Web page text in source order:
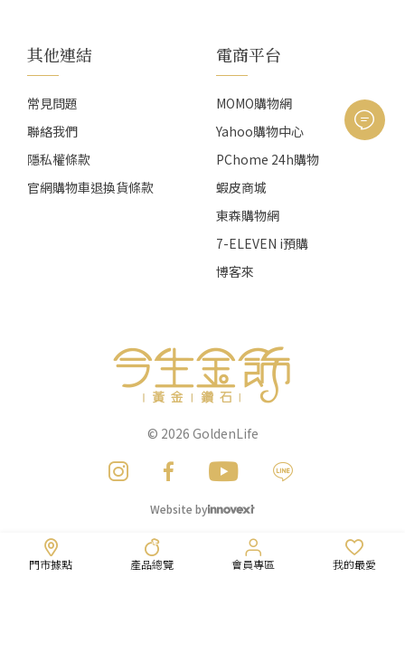
門市據點 產品總覽 會員專區 我的最愛
其他連結
常見問題
聯絡我們
隱私權條款
官網購物車退換貨條款
電商平台
MOMO購物網
Yahoo購物中心
PChome 24h購物
蝦皮商城
東森購物網
7-ELEVEN i預購
博客來
© 2026 GoldenLife
Website by